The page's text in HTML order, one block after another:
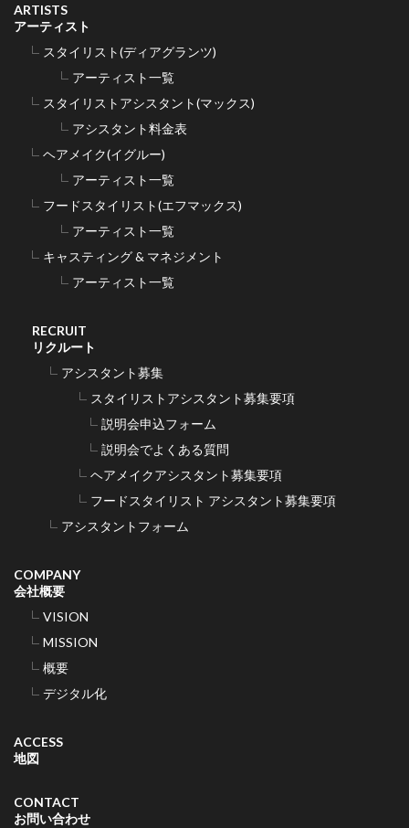
ARTISTS
アーティスト
スタイリスト(ディアグランツ)
アーティスト一覧
スタイリストアシスタント(マックス)
アシスタント料金表
ヘアメイク(イグルー)
アーティスト一覧
フードスタイリスト(エフマックス)
アーティスト一覧
キャスティング & マネジメント
アーティスト一覧
RECRUIT
リクルート
アシスタント募集
スタイリストアシスタント募集要項
説明会申込フォーム
説明会でよくある質問
ヘアメイクアシスタント募集要項
フードスタイリスト アシスタント募集要項
アシスタントフォーム
COMPANY
会社概要
VISION
MISSION
概要
デジタル化
ACCESS
地図
CONTACT
お問い合わせ